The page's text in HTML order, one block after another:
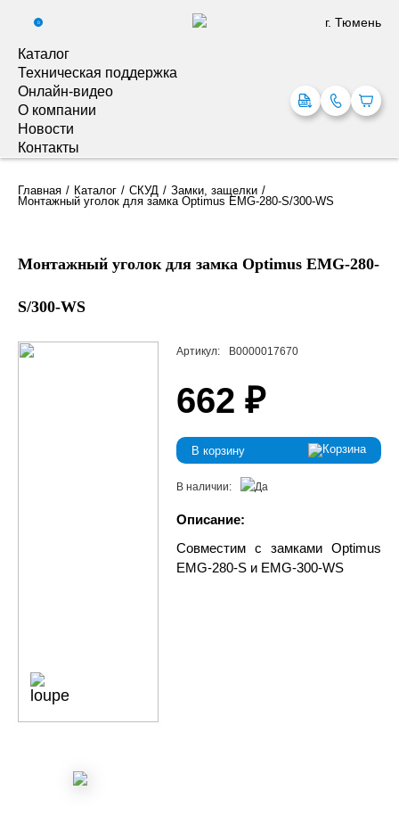
0 г. Тюмень
Каталог
Техническая поддержка
Онлайн-видео
О компании
Новости
Контакты
Главная Каталог СКУД
Замки, защелки
Монтажный уголок для замка Optimus EMG-280-S/300-WS
Монтажный уголок для замка Optimus EMG-280-
S/300-WS
Артикул: В0000017670
662 ₽
В корзину
В наличии:
Описание:
Совместим с замками Optimus
EMG-280-S и EMG-300-WS